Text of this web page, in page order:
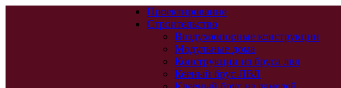
Проектирование
Строительство
Воздухоопорные конструкции
Модульные дома
Конструкции из бруса лвл
Кееный брус ЛВЛ